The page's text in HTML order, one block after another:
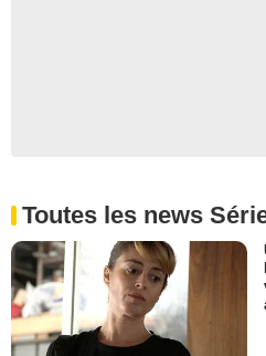
Toutes les news